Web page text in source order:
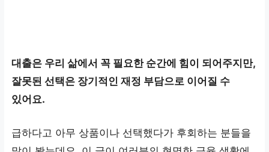
대출은 우리 삶에서 꼭 필요한 순간에 힘이 되어주지만,
잘못된 선택은 장기적인 재정 부담으로 이어질 수
있어요.
급하다고 아무 상품이나 선택했다가 후회하는 분들을